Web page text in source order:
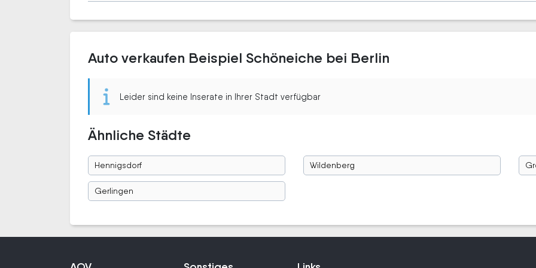
Auto verkaufen Beispiel Schöneiche bei Berlin
Leider sind keine Inserate in Ihrer Stadt verfügbar
Ähnliche Städte
Hennigsdorf Wildenberg
Gerlingen